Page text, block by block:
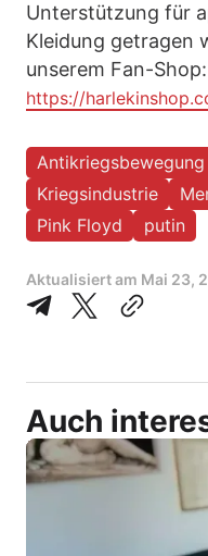
Unterstützung für
Kleidung getragen
unserem Fan-Shop:
https://
Antikriegsbewegung
Kriegsindustrie
Pink Floyd
putin
Aktualisiert am Mai 23,
Auch